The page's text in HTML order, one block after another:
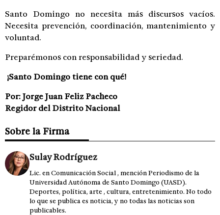
Santo Domingo no necesita más discursos vacíos.
Necesita prevención, coordinación, mantenimiento y
voluntad.
Preparémonos con responsabilidad y seriedad.
¡Santo Domingo tiene con qué!
Por: Jorge Juan Feliz Pacheco
Regidor del Distrito Nacional
Sobre la Firma
Sulay Rodríguez
Lic. en Comunicación Social , mención Periodismo de la
Universidad Autónoma de Santo Domingo (UASD).
Deportes, política, arte , cultura, entretenimiento. No todo
lo que se publica es noticia, y no todas las noticias son
publicables.